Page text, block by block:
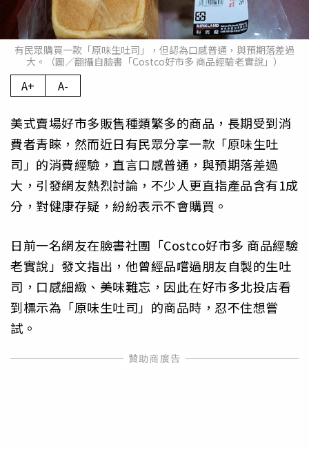
有民眾購買一款「原味生吐司」，但認為口感普通，與預期落差過
大。（圖／翻攝自臉書「Costco好市多 商品經驗老實說」）
A+ A-
美式賣場好市多販售種類繁多的商品，長期受到消
費者青睞，然而近日有民眾分享一款「原味生吐
司」的消費經驗，直言口感普通，與預期落差過
大，引發網友熱烈討論，不少人更直指產品含有1成
分，對健康存疑，紛紛表示不會購買。
日前一名網友在臉書社團「Costco好市多 商品經驗
老實說」發文指出，他曾經品嚐過朋友自製的生吐
司，口感細緻、美味難忘，因此在好市多北投店看
到標示為「原味生吐司」的商品時，忍不住想嘗
試。